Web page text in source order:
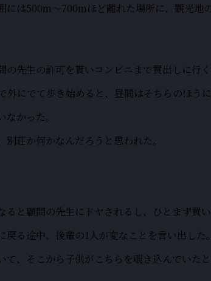
には500m～700mほど離れた場所に、観光
先生の許可を貰いコンビニまで買出しに行く
外にでて歩き始めると、昼間はそちらのほう
かった。
荘か何かなんだろうと思われた。
ると顧問の先生にドヤされるし、ひとまず買
る途中、後輩の1人が変なことを言い出した。
、そこから子供がこちらを覗き込んでいたと